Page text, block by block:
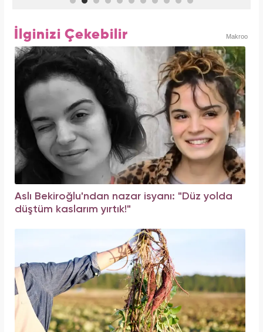
İlginizi Çekebilir Makroo
Aslı Bekiroğlu'ndan nazar isyanı: "Düz yolda
düştüm kaslarım yırtık!"